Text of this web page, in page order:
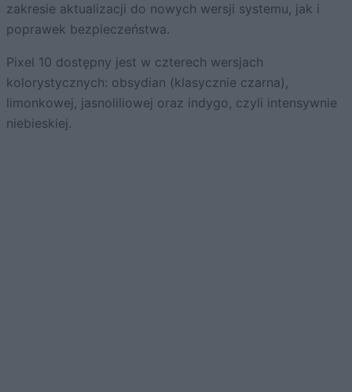
zakresie aktualizacji do nowych wersji systemu, jak i
poprawek bezpieczeństwa.
Pixel 10 dostępny jest w czterech wersjach
kolorystycznych: obsydian (klasycznie czarna),
limonkowej, jasnoliliowej oraz indygo, czyli intensywnie
niebieskiej.